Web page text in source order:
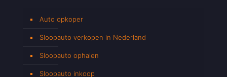
Auto opkoper
Sloopauto verkopen in Nederland
Sloopauto ophalen
Sloopauto inkoop